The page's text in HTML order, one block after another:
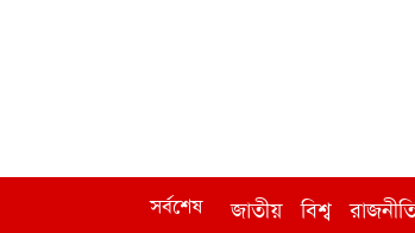
সর্বশেষ জাতীয় বিশ্ব